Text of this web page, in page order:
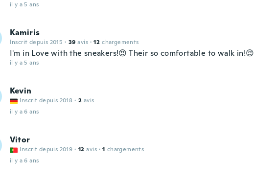
il y a 5 ans
Kamiris
Inscrit depuis 2015 · 39 avis · 12 chargements
I'm in Love with the sneakers!😍 Their so comfortable to walk in!😌
il y a 5 ans
Kevin
Inscrit depuis 2018 · 2 avis
il y a 6 ans
Vitor
Inscrit depuis 2019 · 12 avis · 1 chargements
il y a 6 ans